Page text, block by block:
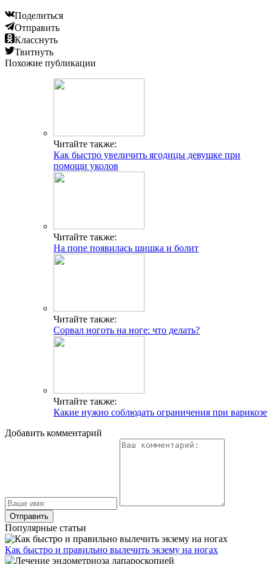
Поделиться
Отправить
Класснуть
Твитнуть
Похожие публикации
Читайте также:
Как быстро увеличить ягодицы девушке при
помощи уколов
Читайте также:
На попе появилась шишка и болит
Читайте также:
Сорвал ноготь на ноге: что делать?
Читайте также:
Какие нужно соблюдать ограничения при варикозе
Добавить комментарий
Популярные статьи
Как быстро и правильно вылечить экзему на ногах